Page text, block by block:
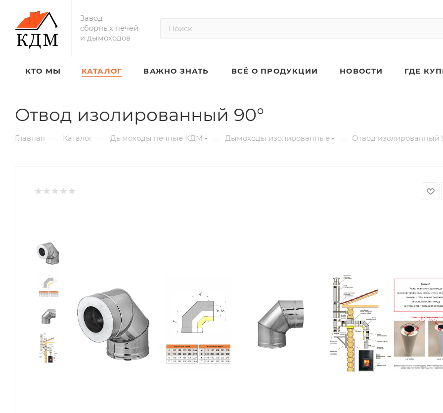
Завод
сборных печей
и дымоходов
КТО МЫ КАТАЛОГ ВАЖНО ЗНАТЬ ВСЁ О ПРОДУКЦИИ НОВОСТИ ГДЕ
Отвод изолированный 90°
Главная — Каталог — Дымоходы печные КДМ — Дымоходы изолированные — Отвод изолированный